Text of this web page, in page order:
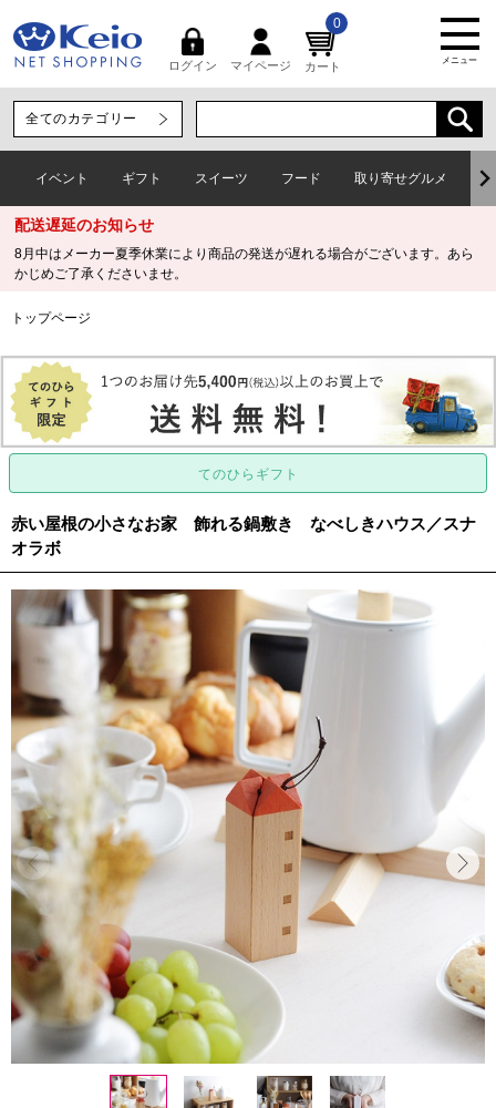
ログイン マイページ カート
0
メニュー
イベント ギフト スイーツ フード 取り寄せグルメ
配送遅延のお知らせ
8月中はメーカー夏季休業により商品の発送が遅れる場合がございます。あら
かじめご了承くださいませ。
トップページ
赤い屋根の小さなお家 飾れる鍋敷き なべしきハウス／スナ
オラボ